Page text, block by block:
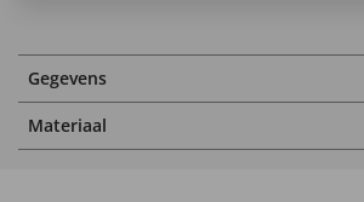
Gegevens
Materiaal